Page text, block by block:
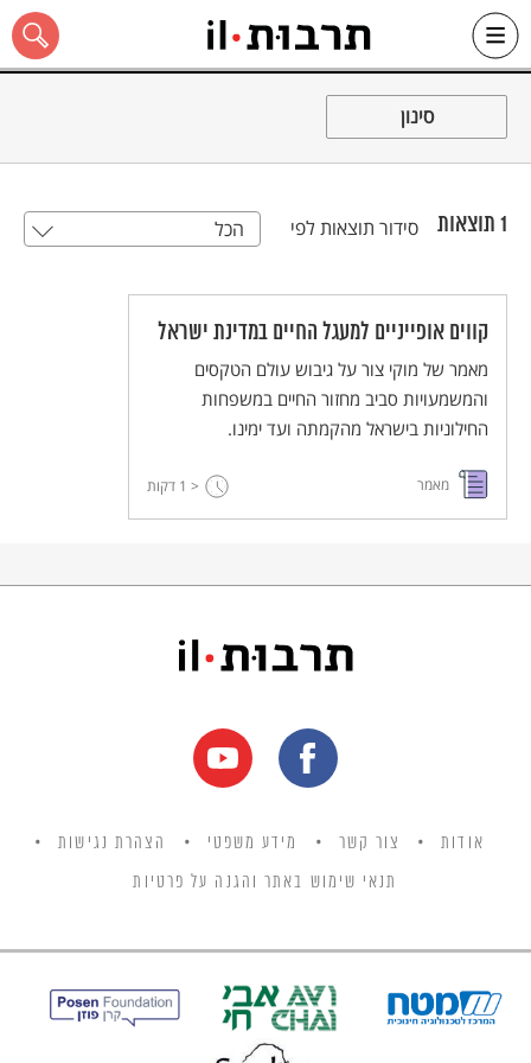
Skip
כל האתר
סינון
1 תוצאות סידור תוצאות לפי הכל
קווים אופייניים למעגל החיים במדינת ישראל
מאמר של מוקי צור על גיבוש עולם הטקסים
והמשמעויות סביב מחזור החיים במשפחות
החילוניות בישראל מהקמתה ועד ימינו.
מאמר < 1 דקות
אודות צור קשר מידע משפטי הצהרת נגישות
תנאי שימוש באתר והגנה על פרטיות